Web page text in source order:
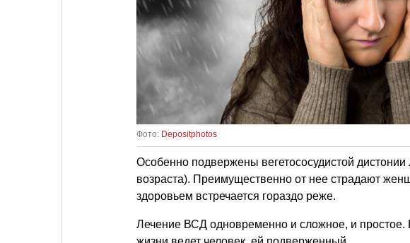
Фото: Depositphotos
Особенно подвержены вегетососудистой
возраста). Преимущественно от нее страдают
здоровьем встречается гораздо реже.
Лечение ВСД одновременно и сложное, и простое.